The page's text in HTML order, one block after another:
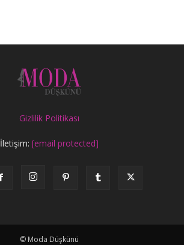
Gizlilik Politikası
İletişim: [email protected]
© Moda Düşkünü